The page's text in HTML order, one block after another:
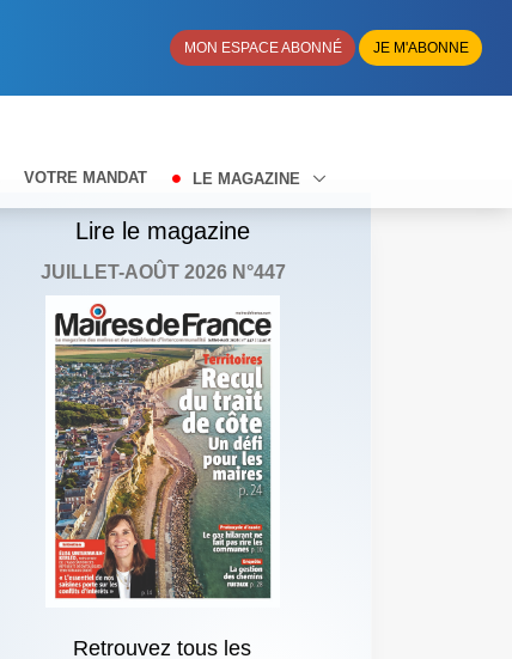
MON ESPACE ABONNÉ JE M'ABONNE
VOTRE MANDAT LE MAGAZINE
Lire le magazine
JUILLET-AOÛT 2026 N°447
Retrouvez tous les